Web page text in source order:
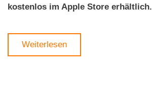
kostenlos im Apple Store erhältlich.
Weiterlesen